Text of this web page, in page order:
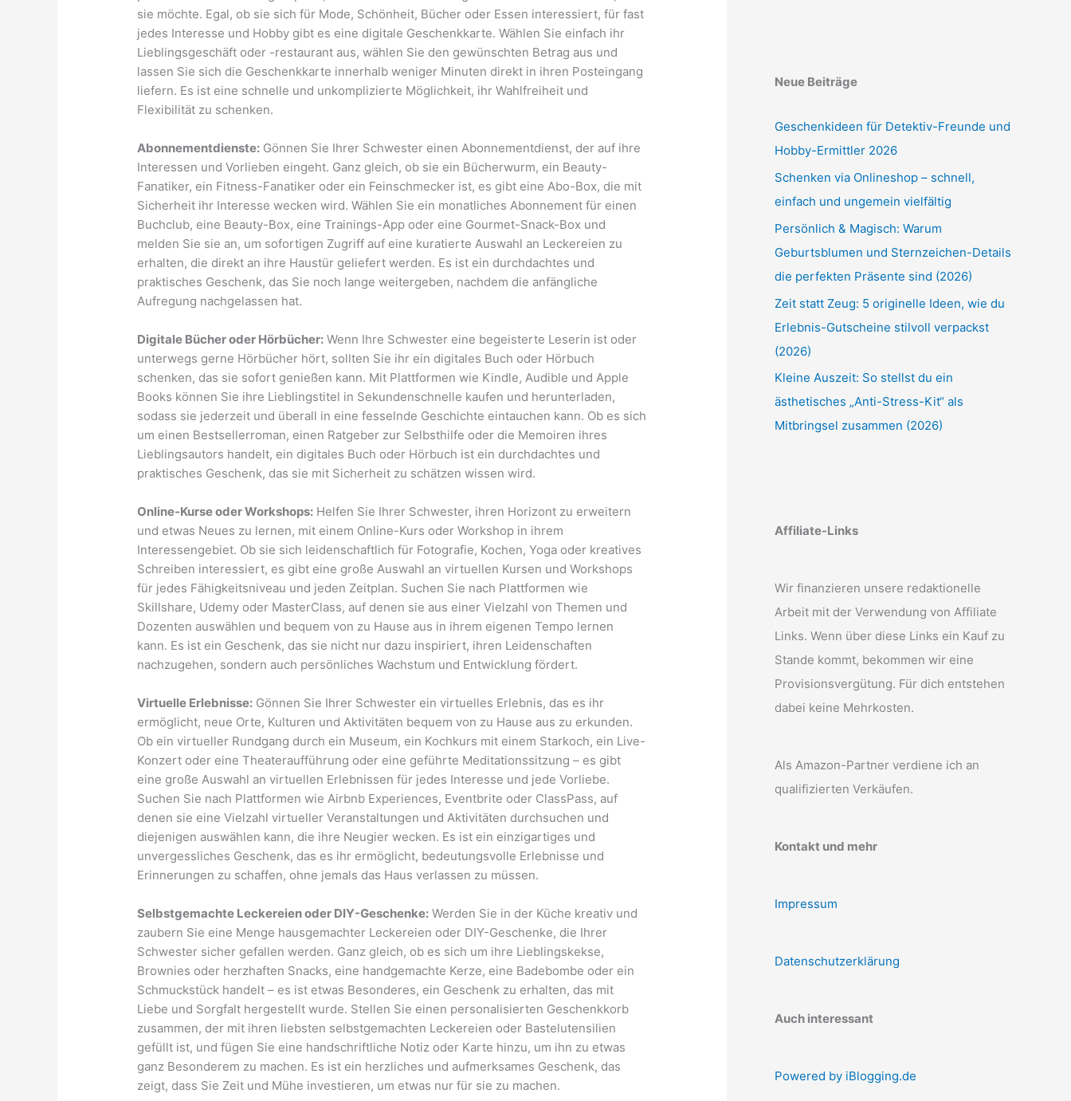
sie möchte. Egal, ob sie sich für Mode, Schönheit, Bücher oder Essen interessiert, für fast
jedes Interesse und Hobby gibt es eine digitale Geschenkkarte. Wählen Sie einfach ihr
Lieblingsgeschäft oder -restaurant aus, wählen Sie den gewünschten Betrag aus und
lassen Sie sich die Geschenkkarte innerhalb weniger Minuten direkt in ihren Posteingang
liefern. Es ist eine schnelle und unkomplizierte Möglichkeit, ihr Wahlfreiheit und
Flexibilität zu schenken.
Abonnementdienste: Gönnen Sie Ihrer Schwester einen Abonnementdienst, der auf ihre
Interessen und Vorlieben eingeht. Ganz gleich, ob sie ein Bücherwurm, ein Beauty-
Fanatiker, ein Fitness-Fanatiker oder ein Feinschmecker ist, es gibt eine Abo-Box, die mit
Sicherheit ihr Interesse wecken wird. Wählen Sie ein monatliches Abonnement für einen
Buchclub, eine Beauty-Box, eine Trainings-App oder eine Gourmet-Snack-Box und
melden Sie sie an, um sofortigen Zugriff auf eine kuratierte Auswahl an Leckereien zu
erhalten, die direkt an ihre Haustür geliefert werden. Es ist ein durchdachtes und
praktisches Geschenk, das Sie noch lange weitergeben, nachdem die anfängliche
Aufregung nachgelassen hat.
Digitale Bücher oder Hörbücher: Wenn Ihre Schwester eine begeisterte Leserin ist oder
unterwegs gerne Hörbücher hört, sollten Sie ihr ein digitales Buch oder Hörbuch
schenken, das sie sofort genießen kann. Mit Plattformen wie Kindle, Audible und Apple
Books können Sie ihre Lieblingstitel in Sekundenschnelle kaufen und herunterladen,
sodass sie jederzeit und überall in eine fesselnde Geschichte eintauchen kann. Ob es sich
um einen Bestsellerroman, einen Ratgeber zur Selbsthilfe oder die Memoiren ihres
Lieblingsautors handelt, ein digitales Buch oder Hörbuch ist ein durchdachtes und
praktisches Geschenk, das sie mit Sicherheit zu schätzen wissen wird.
Online-Kurse oder Workshops: Helfen Sie Ihrer Schwester, ihren Horizont zu erweitern
und etwas Neues zu lernen, mit einem Online-Kurs oder Workshop in ihrem
Interessengebiet. Ob sie sich leidenschaftlich für Fotografie, Kochen, Yoga oder kreatives
Schreiben interessiert, es gibt eine große Auswahl an virtuellen Kursen und Workshops
für jedes Fähigkeitsniveau und jeden Zeitplan. Suchen Sie nach Plattformen wie
Skillshare, Udemy oder MasterClass, auf denen sie aus einer Vielzahl von Themen und
Dozenten auswählen und bequem von zu Hause aus in ihrem eigenen Tempo lernen
kann. Es ist ein Geschenk, das sie nicht nur dazu inspiriert, ihren Leidenschaften
nachzugehen, sondern auch persönliches Wachstum und Entwicklung fördert.
Virtuelle Erlebnisse: Gönnen Sie Ihrer Schwester ein virtuelles Erlebnis, das es ihr
ermöglicht, neue Orte, Kulturen und Aktivitäten bequem von zu Hause aus zu erkunden.
Ob ein virtueller Rundgang durch ein Museum, ein Kochkurs mit einem Starkoch, ein Live-
Konzert oder eine Theateraufführung oder eine geführte Meditationssitzung – es gibt
eine große Auswahl an virtuellen Erlebnissen für jedes Interesse und jede Vorliebe.
Suchen Sie nach Plattformen wie Airbnb Experiences, Eventbrite oder ClassPass, auf
denen sie eine Vielzahl virtueller Veranstaltungen und Aktivitäten durchsuchen und
diejenigen auswählen kann, die ihre Neugier wecken. Es ist ein einzigartiges und
unvergessliches Geschenk, das es ihr ermöglicht, bedeutungsvolle Erlebnisse und
Erinnerungen zu schaffen, ohne jemals das Haus verlassen zu müssen.
Selbstgemachte Leckereien oder DIY-Geschenke: Werden Sie in der Küche kreativ und
zaubern Sie eine Menge hausgemachter Leckereien oder DIY-Geschenke, die Ihrer
Schwester sicher gefallen werden. Ganz gleich, ob es sich um ihre Lieblingskekse,
Brownies oder herzhaften Snacks, eine handgemachte Kerze, eine Badebombe oder ein
Schmuckstück handelt – es ist etwas Besonderes, ein Geschenk zu erhalten, das mit
Liebe und Sorgfalt hergestellt wurde. Stellen Sie einen personalisierten Geschenkkorb
zusammen, der mit ihren liebsten selbstgemachten Leckereien oder Bastelutensilien
gefüllt ist, und fügen Sie eine handschriftliche Notiz oder Karte hinzu, um ihn zu etwas
ganz Besonderem zu machen. Es ist ein herzliches und aufmerksames Geschenk, das
zeigt, dass Sie Zeit und Mühe investieren, um etwas nur für sie zu machen.
Neue Beiträge
Geschenkideen für Detektiv-Freunde und
Hobby-Ermittler 2026
Schenken via Onlineshop – schnell,
einfach und ungemein vielfältig
Persönlich & Magisch: Warum
Geburtsblumen und Sternzeichen-Details
die perfekten Präsente sind (2026)
Zeit statt Zeug: 5 originelle Ideen, wie du
Erlebnis-Gutscheine stilvoll verpackst
(2026)
Kleine Auszeit: So stellst du ein
ästhetisches „Anti-Stress-Kit“ als
Mitbringsel zusammen (2026)
Affiliate-Links
Wir finanzieren unsere redaktionelle
Arbeit mit der Verwendung von Affiliate
Links. Wenn über diese Links ein Kauf zu
Stande kommt, bekommen wir eine
Provisionsvergütung. Für dich entstehen
dabei keine Mehrkosten.
Als Amazon-Partner verdiene ich an
qualifizierten Verkäufen.
Kontakt und mehr
Impressum
Datenschutzerklärung
Auch interessant
Powered by iBlogging.de